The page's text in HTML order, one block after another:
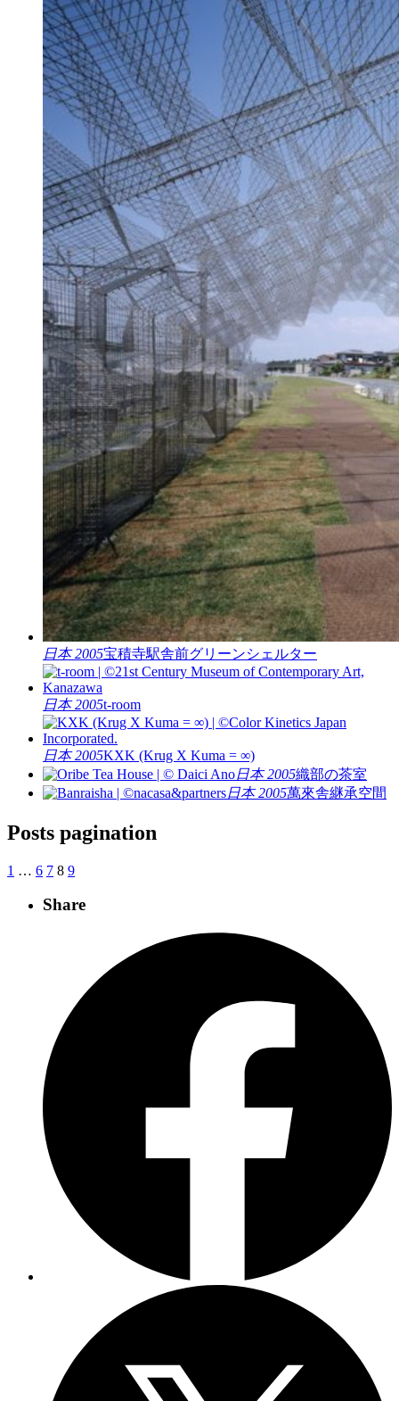
日本 2005宝積寺駅舎前グリーンシェルター
日本 2005t-room
日本 2005KXK (Krug X Kuma = ∞)
日本 2005織部の茶室
日本 2005萬來舎継承空間
Posts pagination
1 … 6 7 8 9
Share